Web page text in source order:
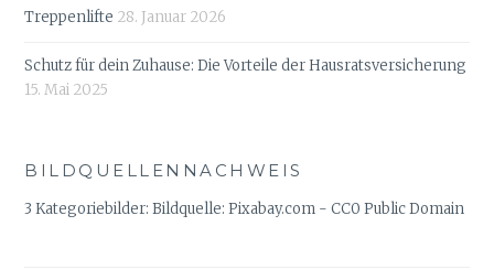
Treppenlifte 28. Januar 2026
Schutz für dein Zuhause: Die Vorteile der Hausratsversicherung
15. Mai 2025
BILDQUELLENNACHWEIS
3 Kategoriebilder: Bildquelle: Pixabay.com - CC0 Public Domain